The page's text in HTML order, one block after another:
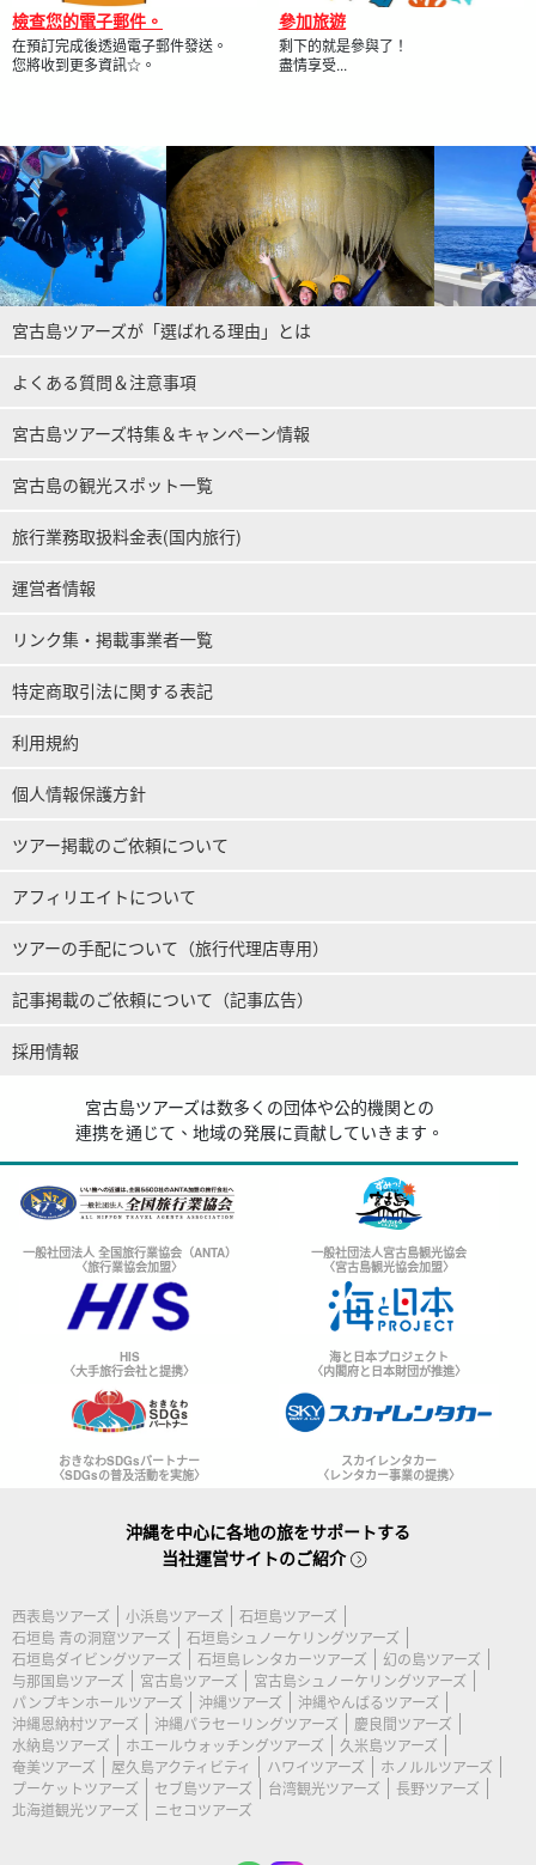
檢查您的電子郵件。
在預訂完成後透過電子郵件發送。
您將收到更多資訊☆。
參加旅遊
剩下的就是參與了！
盡情享受...
宮古島ツアーズが「選ばれる理由」とは
よくある質問＆注意事項
宮古島ツアーズ特集＆キャンペーン情報
宮古島の観光スポット一覧
旅行業務取扱料金表(国内旅行)
運営者情報
リンク集・掲載事業者一覧
特定商取引法に関する表記
利用規約
個人情報保護方針
ツアー掲載のご依頼について
アフィリエイトについて
ツアーの手配について（旅行代理店専用）
記事掲載のご依頼について（記事広告）
採用情報
宮古島ツアーズは数多くの団体や公的機関との
連携を通じて、地域の発展に貢献していきます。
一般社団法人 全国旅行業協会（ANTA）
〈旅行業協会加盟〉
一般社団法人宮古島観光協会
〈宮古島観光協会加盟〉
HIS
〈大手旅行会社と提携〉
海と日本プロジェクト
〈内閣府と日本財団が推進〉
おきなわSDGsパートナー
〈SDGsの普及活動を実施〉
スカイレンタカー
〈レンタカー事業の提携〉
沖縄を中心に各地の旅をサポートする
当社運営サイトのご紹介
西表島ツアーズ 小浜島ツアーズ
石垣島ツアーズ
石垣島 青の洞窟ツアーズ
石垣島シュノーケリングツアーズ
石垣島ダイビングツアーズ
石垣島レンタカーツアーズ
幻の島ツアーズ
与那国島ツアーズ
宮古島ツアーズ
宮古島シュノーケリングツアーズ
パンプキンホールツアーズ
沖縄ツアーズ
沖縄やんばるツアーズ
沖縄恩納村ツアーズ
沖縄パラセーリングツアーズ
慶良間ツアーズ
水納島ツアーズ
ホエールウォッチングツアーズ
久米島ツアーズ
奄美ツアーズ
屋久島アクティビティ ハワイツアーズ
ホノルルツアーズ
プーケットツアーズ
セブ島ツアーズ 台湾観光ツアーズ
長野ツアーズ
北海道観光ツアーズ
ニセコツアーズ